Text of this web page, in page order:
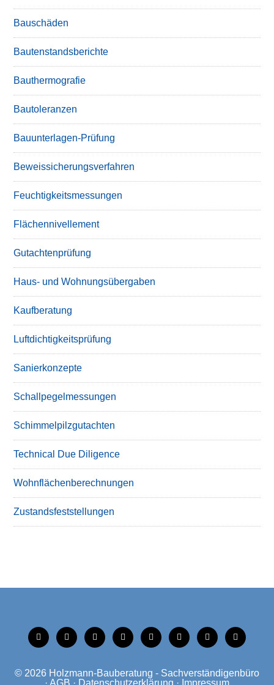
Bauschäden
Bautenstandsberichte
Bauthermografie
Bautoleranzen
Bauunterlagen-Prüfung
Beweissicherungsverfahren
Feuchtigkeitsmessungen
Flächennivellement
Gutachtenprüfung
Haus- und Wohnungsübergaben
Kaufberatung
Luftdichtigkeitsprüfung
Sanierkonzepte
Schallpegelmessungen
Schimmelpilzgutachten
Technical Due Diligence
Wohnflächenberechnungen
Zustandsfeststellungen
tiktok instagramfacebooklinkedinxing linkedinmobilemail
© 2026 Holzmann-Bauberatung - Sachverständigenbüro